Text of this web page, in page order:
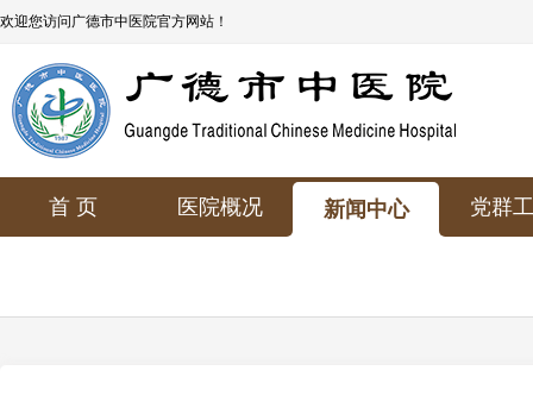
欢迎您访问广德市中医院官方网站！
首 页 医院概况 新闻中心 党群